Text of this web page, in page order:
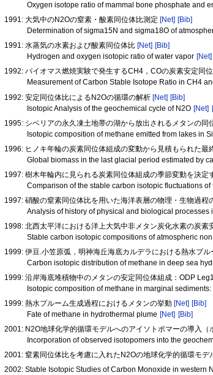
Oxygen isotope ratio of mammal bone phosphate and
1991: 大気中のN2Oの窒素・酸素同位体比測定 [Net] [Bib]
Determination of sigma15N and sigma18O of
1991: 水蒸気の水素および酸素同位体比 [Net] [Bib]
Hydrogen and oxygen isotopic ratio of water vapor [Net]
1992: バイオマス燃焼実験で発生するCH4，COの炭素安定同
Measurement of Carbon Stable Isotope Ratio in CH4
1992: 安定同位体比によるN2Oの循環の解析[Net] [Bib]
Isotopic Analysis of the geochemical cycle of N2O [Net]
1995: シベリアの永久凍土地帯の湖から放出されるメタンの同
Isotopic composition of methane emitted from lakes in
1996: ヒノキ年輪の炭素同位体組成の変動から見積もられた
Global biomass in the last glacial period estimated by
1997: 樹木年輪内に見られる炭素同位体組成の季節変動を決
Comparison of the stable carbon isotopic fluctuations
1997: 硝酸の窒素同位体比を用いた海洋表層の物理・生物過程
Analysis of history of physical and biological
1998: 北西太平洋における洋上大気中非メタン炭化水素の炭素
Stable carbon isotopic compositions of atmospheric
1999: 伊豆.小笠原弧，明神海丘海底カルデラにおける熱水プ
Carbon isotopic distribution of methane in deep sea
1999: 沿岸海底堆積物中のメタンの安定同位体組成：ODP
Isotopic composition of methane in marginal
1999: 熱水プルーム生成過程におけるメタンの挙動[Net] [Bib]
Fate of methane in hydrothermal plume [Net] [Bib]
2001: N2O地球化学的循環モデルへのアイソトポマーの導入（
Incorporation of observed isotopomers into the
2001: 窒素同位体比を考慮に入れたN2Oの地球化学的循環モデ
2002: Stable Isotopic Studies of Carbon Monoxide in western